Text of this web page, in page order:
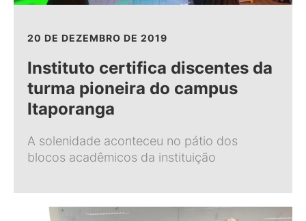
20 DE DEZEMBRO DE 2019
Instituto certifica discentes da
turma pioneira do campus
Itaporanga
A solenidade aconteceu no pátio dos
blocos acadêmicos da instituição